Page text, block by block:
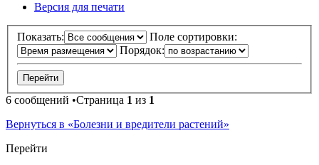
Версия для печати
Показать:
Поле сортировки:
Порядок:
6 сообщений •Страница 1 из 1
Вернуться в «Болезни и вредители растений»
Перейти